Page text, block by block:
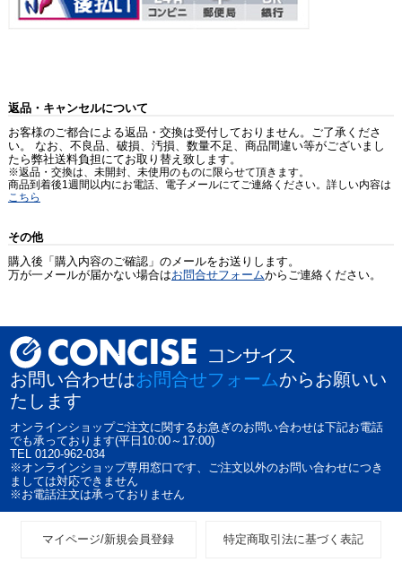
返品・キャンセルについて
お客様のご都合による返品・交換は受付しておりません。ご了承くださ
い。 なお、不良品、破損、汚損、数量不足、商品間違い等がございまし
たら弊社送料負担にてお取り替え致します。
※返品・交換は、未開封、未使用のものに限らせて頂きます。
商品到着後1週間以内にお電話、電子メールにてご連絡ください。詳しい内容は
こちら
その他
購入後「購入内容のご確認」のメールをお送りします。
万が一メールが届かない場合はお問合せフォームからご連絡ください。
お問い合わせはお問合せフォームからお願いい
たします
オンラインショップご注文に関するお急ぎのお問い合わせは下記お電話
でも承っております(平日10:00～17:00)
TEL 0120-962-034
※オンラインショップ専用窓口です、ご注文以外のお問い合わせにつき
ましては対応できません
※お電話注文は承っておりません
マイページ/新規会員登録 特定商取引法に基づく表記